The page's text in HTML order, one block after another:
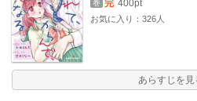
巻 完 400pt
お気に入り：326人
あらすじを